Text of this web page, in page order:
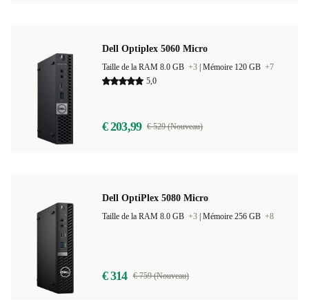
Dell Optiplex 5060 Micro
Taille de la RAM 8.0 GB +3 Mémoire 120 GB +7
5,0
€ 203,99 € 529 (Nouveau)
Dell OptiPlex 5080 Micro
Taille de la RAM 8.0 GB +3 Mémoire 256 GB +8
€ 314 € 759 (Nouveau)